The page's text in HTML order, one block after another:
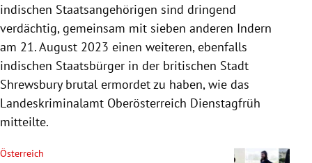
indischen Staatsangehörigen sind dringend
verdächtig, gemeinsam mit sieben anderen Indern
am 21. August 2023 einen weiteren, ebenfalls
indischen Staatsbürger in der britischen Stadt
Shrewsbury brutal ermordet zu haben, wie das
Landeskriminalamt Oberösterreich Dienstagfrüh
mitteilte.
Österreich